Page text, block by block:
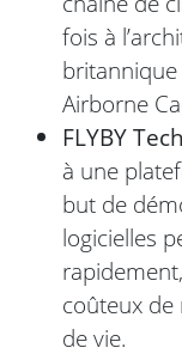
fois à
Airborne
FLYBY
à une
but de
logicielles
coûteux
de vie.